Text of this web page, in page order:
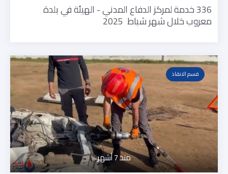
336 خدمة لمركز الدفاع المدني - الهيئة في بلدة
معروب خلال شهر شباط 2025
قسم الانقاذ
منذ 7 أشهر